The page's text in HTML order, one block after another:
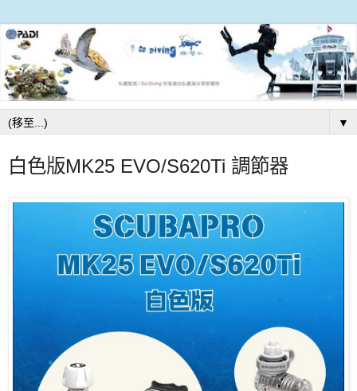
▼
白色版MK25 EVO/S620Ti 調節器